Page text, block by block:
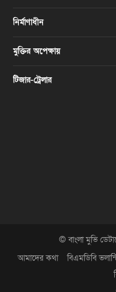
নির্মাণাধীন
মুক্তির অপেক্ষায়
টিজার-ট্রেলার
© বাংলা মুভি
আমাদের কথা
বিএমডিবি